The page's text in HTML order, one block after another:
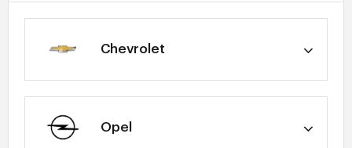
Chevrolet
Opel